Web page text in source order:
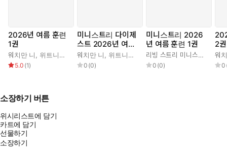
2026년 여름 훈련
1권
워치만 니, 위트니스 리
5.0 (1)
미니스트리 다이제
스트 2026년 여름
훈련 1권
워치만 니, 위트니스 리
0 (0)
미니스트리 2026
년 여름 훈련 1권
리빙 스트리 미니스트리 편집부
0 (0)
2권
워
0
소장하기 버튼
위시리스트에 담기
카트에 담기
선물하기
소장하기